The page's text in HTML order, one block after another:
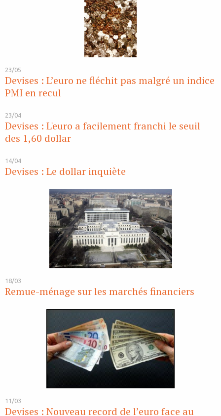
23/05
Devises : L’euro ne fléchit pas malgré un indice
PMI en recul
23/04
Devises : L'euro a facilement franchi le seuil
des 1,60 dollar
14/04
Devises : Le dollar inquiète
18/03
Remue-ménage sur les marchés financiers
11/03
Devises : Nouveau record de l’euro face au